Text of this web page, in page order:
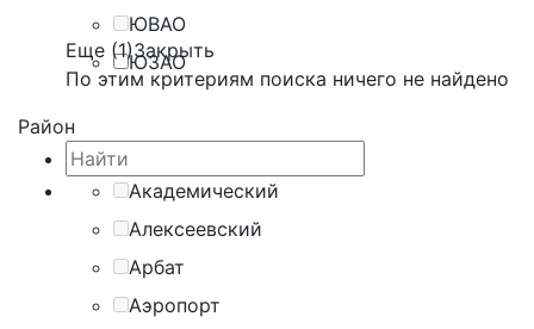
ЮВАО
ЮЗАО
Еще (1)Закрыть
По этим критериям поиска ничего не найдено
Район
Академический
Алексеевский
Арбат
Аэропорт